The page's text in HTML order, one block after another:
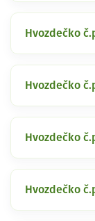
Hvozdečko
Hvozdečko
Hvozdečko
Hvozdečko